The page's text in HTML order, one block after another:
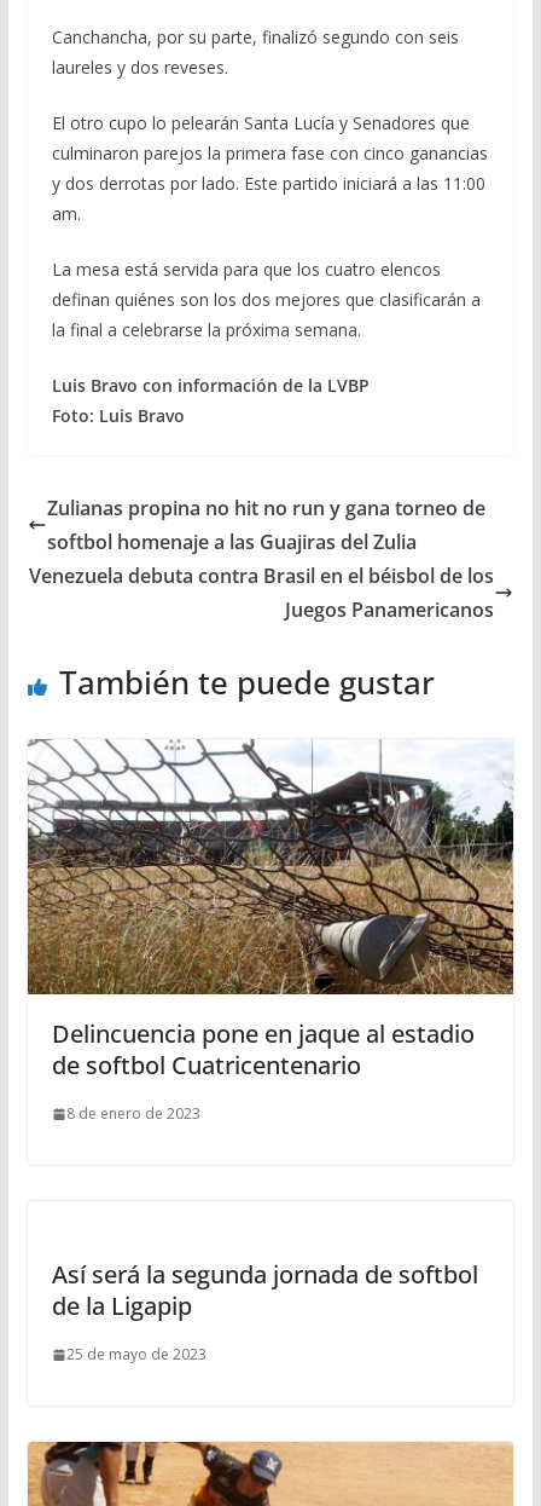
Canchancha, por su parte, finalizó segundo con seis
laureles y dos reveses.
El otro cupo lo pelearán Santa Lucía y Senadores que
culminaron parejos la primera fase con cinco ganancias
y dos derrotas por lado. Este partido iniciará a las 11:00
am.
La mesa está servida para que los cuatro elencos
definan quiénes son los dos mejores que clasificarán a
la final a celebrarse la próxima semana.
Luis Bravo con información de la LVBP
Foto: Luis Bravo
Zulianas propina no hit no run y gana torneo de
softbol homenaje a las Guajiras del Zulia
Venezuela debuta contra Brasil en el béisbol de los
Juegos Panamericanos
También te puede gustar
Delincuencia pone en jaque al estadio
de softbol Cuatricentenario
8 de enero de 2023
Así será la segunda jornada de softbol
de la Ligapip
25 de mayo de 2023